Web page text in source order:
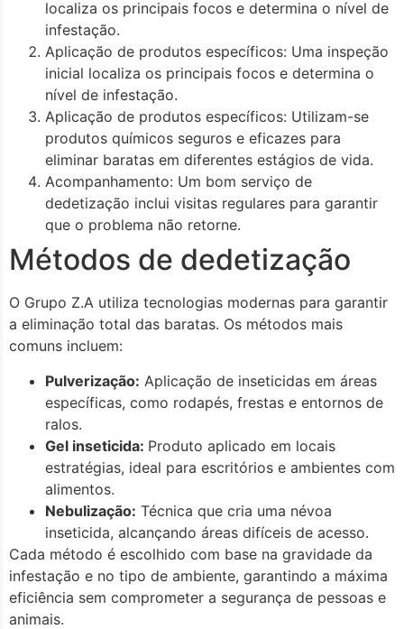
localiza os principais focos e determina o nível de
infestação.
Aplicação de produtos específicos: Uma inspeção
inicial localiza os principais focos e determina o
nível de infestação.
Aplicação de produtos específicos: Utilizam-se
produtos químicos seguros e eficazes para
eliminar baratas em diferentes estágios de vida.
Acompanhamento: Um bom serviço de
dedetização inclui visitas regulares para garantir
que o problema não retorne.
Métodos de dedetização
O Grupo Z.A utiliza tecnologias modernas para garantir
a eliminação total das baratas. Os métodos mais
comuns incluem:
Pulverização: Aplicação de inseticidas em áreas
específicas, como rodapés, frestas e entornos de
ralos.
Gel inseticida: Produto aplicado em locais
estratégias, ideal para escritórios e ambientes com
alimentos.
Nebulização: Técnica que cria uma névoa
inseticida, alcançando áreas difíceis de acesso.
Cada método é escolhido com base na gravidade da
infestação e no tipo de ambiente, garantindo a máxima
eficiência sem comprometer a segurança de pessoas e
animais.